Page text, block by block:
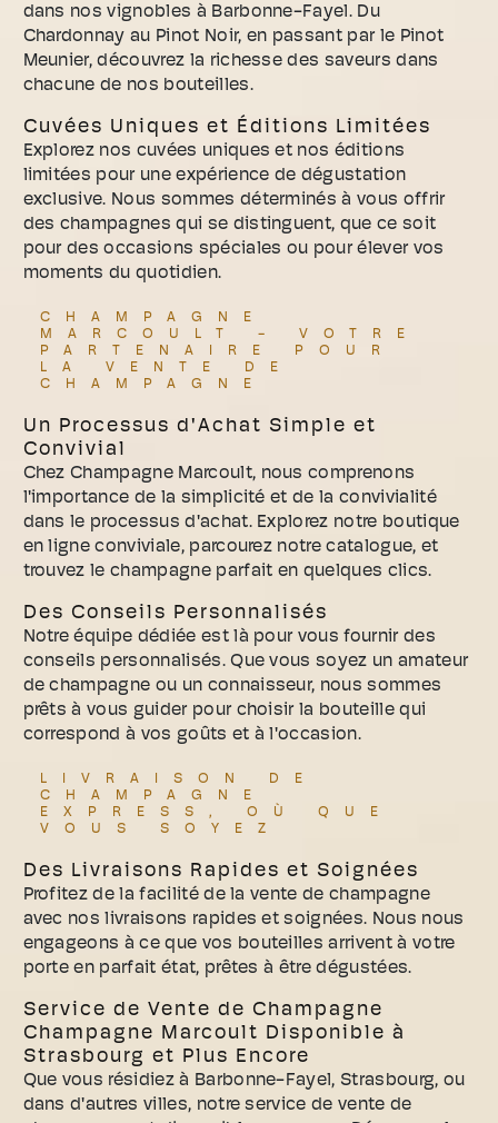
dans nos vignobles à Barbonne-Fayel. Du
Chardonnay au Pinot Noir, en passant par le Pinot
Meunier, découvrez la richesse des saveurs dans
chacune de nos bouteilles.
Cuvées Uniques et Éditions Limitées
Explorez nos cuvées uniques et nos éditions
limitées pour une expérience de dégustation
exclusive. Nous sommes déterminés à vous offrir
des champagnes qui se distinguent, que ce soit
pour des occasions spéciales ou pour élever vos
moments du quotidien.
CHAMPAGNE
MARCOULT - VOTRE
PARTENAIRE POUR
LA VENTE DE
CHAMPAGNE
Un Processus d'Achat Simple et
Convivial
Chez Champagne Marcoult, nous comprenons
l'importance de la simplicité et de la convivialité
dans le processus d'achat. Explorez notre boutique
en ligne conviviale, parcourez notre catalogue, et
trouvez le champagne parfait en quelques clics.
Des Conseils Personnalisés
Notre équipe dédiée est là pour vous fournir des
conseils personnalisés. Que vous soyez un amateur
de champagne ou un connaisseur, nous sommes
prêts à vous guider pour choisir la bouteille qui
correspond à vos goûts et à l'occasion.
LIVRAISON DE
CHAMPAGNE
EXPRESS, OÙ QUE
VOUS SOYEZ
Des Livraisons Rapides et Soignées
Profitez de la facilité de la vente de champagne
avec nos livraisons rapides et soignées. Nous nous
engageons à ce que vos bouteilles arrivent à votre
porte en parfait état, prêtes à être dégustées.
Service de Vente de Champagne
Champagne Marcoult Disponible à
Strasbourg et Plus Encore
Que vous résidiez à Barbonne-Fayel, Strasbourg, ou
dans d'autres villes, notre service de vente de